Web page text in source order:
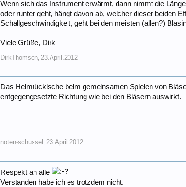
Wenn sich das Instrument erwärmt, dann nimmt die
oder runter geht, hängt davon ab, welcher dieser beiden
Schallgeschwindigkeit, geht bei den meisten (allen?)
Viele Grüße, Dirk
DirkThomsen 23.April.2012
Das Heimtückische beim gemeinsamen Spielen von
entgegengesetzte Richtung wie bei den Bläsern auswirkt.
noten-schussel 23.April.2012
Respekt an alle
Verstanden habe ich es trotzdem nicht.